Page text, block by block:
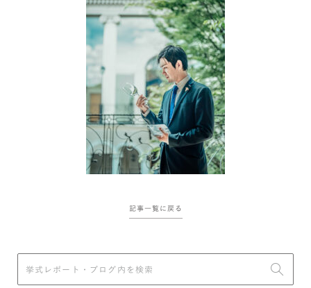
記事一覧に戻る